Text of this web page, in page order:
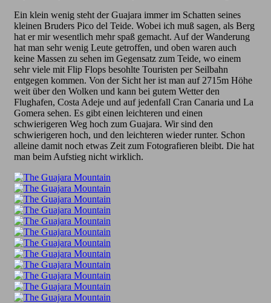
Ein klein wenig steht der Guajara immer im Schatten seines
kleinen Bruders Pico del Teide. Wobei ich muß sagen, als Berg
hat er mir wesentlich mehr spaß gemacht. Auf der Wanderung
hat man sehr wenig Leute getroffen, und oben waren auch
keine Massen zu sehen im Gegensatz zum Teide, wo einem
sehr viele mit Flip Flops besohlte Touristen per Seilbahn
entgegen kommen. Von der Sicht her ist man auf 2715m Höhe
weit über den Wolken und kann bei gutem Wetter den
Flughafen, Costa Adeje und auf jedenfall Cran Canaria und La
Gomera sehen. Es gibt einen leichteren und einen
schwierigeren Weg hoch zum Guajara. Wir sind den
schwierigeren hoch, und den leichteren wieder runter. Schon
alleine damit noch etwas Zeit zum Fotografieren bleibt. Die hat
man beim Aufstieg nicht wirklich.